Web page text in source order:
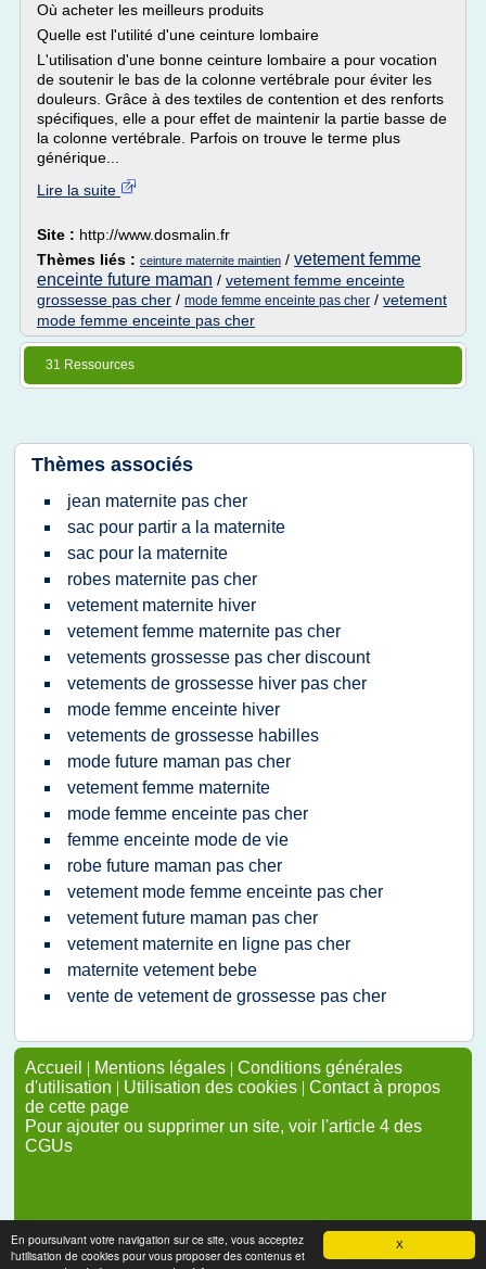
X
En poursuivant votre navigation sur ce site, vous acceptez
l'utilisation de cookies pour vous proposer des contenus et
Où acheter les meilleurs produits
Quelle est l'utilité d'une ceinture lombaire
L'utilisation d'une bonne ceinture lombaire a pour vocation
de soutenir le bas de la colonne vertébrale pour éviter les
douleurs. Grâce à des textiles de contention et des renforts
spécifiques, elle a pour effet de maintenir la partie basse de
la colonne vertébrale. Parfois on trouve le terme plus
générique...
Lire la suite
Site : http://www.dosmalin.fr
Thèmes liés : ceinture maternite maintien / vetement femme
enceinte future maman / vetement femme enceinte
grossesse pas cher / mode femme enceinte pas cher / vetement
mode femme enceinte pas cher
31 Ressources
Thèmes associés
jean maternite pas cher
sac pour partir a la maternite
sac pour la maternite
robes maternite pas cher
vetement maternite hiver
vetement femme maternite pas cher
vetements grossesse pas cher discount
vetements de grossesse hiver pas cher
mode femme enceinte hiver
vetements de grossesse habilles
mode future maman pas cher
vetement femme maternite
mode femme enceinte pas cher
femme enceinte mode de vie
robe future maman pas cher
vetement mode femme enceinte pas cher
vetement future maman pas cher
vetement maternite en ligne pas cher
maternite vetement bebe
vente de vetement de grossesse pas cher
Accueil | Mentions légales | Conditions générales
d'utilisation | Utilisation des cookies | Contact à propos
de cette page
Pour ajouter ou supprimer un site, voir l'article 4 des
CGUs